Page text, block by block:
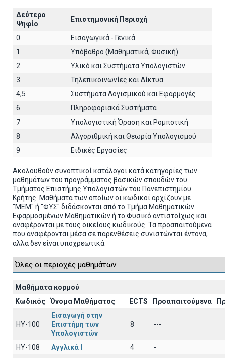
Δεύτερο
Ψηφίο
Επιστημονική Περιοχή
0
Εισαγωγικά - Γενικά
1
Υπόβαθρο (Μαθηματικά, Φυσική)
2
Υλικό και Συστήματα Υπολογιστών
3
Τηλεπικοινωνίες και Δίκτυα
4,5
Συστήματα Λογισμικού και Εφαρμογές
6
Πληροφοριακά Συστήματα
7
Υπολογιστική Όραση και Ρομποτική
8
Αλγοριθμική και Θεωρία Υπολογισμού
9
Ειδικές Εργασίες
Ακολουθούν συνοπτικοί κατάλογοι κατά κατηγορίες των
μαθημάτων του προγράμματος βασικών σπουδών του
Τμήματος Επιστήμης Υπολογιστών του Πανεπιστημίου
Κρήτης. Μαθήματα των οποίων οι κωδικοί αρχίζουν με
"ΜΕΜ" ή "ΦΥΣ" διδάσκονται από το Τμήμα Μαθηματικών
Εφαρμοσμένων Μαθηματικών ή το Φυσικό αντιστοίχως και
αναφέρονται με τους οικείους κωδικούς. Τα προαπαιτούμενα
που αναφέρονται μέσα σε παρενθέσεις συνιστώνται έντονα,
αλλά δεν είναι υποχρεωτικά.
Μαθήματα κορμού
Κωδικός
Όνομα Μαθήματος ECTS Προαπαιτούμενα
HY-100
Εισαγωγή στην
Επιστήμη των
Υπολογιστών
8 ---
HY-108 Αγγλικά I 4
-